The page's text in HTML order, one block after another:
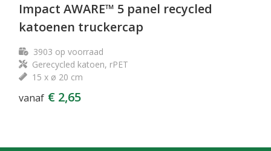
Impact AWARE™ 5 panel recycled
katoenen truckercap
3903 op voorraad
Gerecycled katoen, rPET
15 x ø 20 cm
vanaf € 2,65